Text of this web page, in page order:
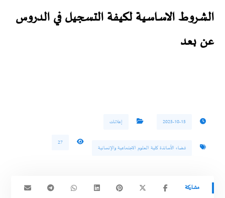
الشروط الاساسية لكيفة التسجيل في الدروس
عن بعد
2025-10-15 إعلانات
فضاء الأساتذة كلية العلوم الاجتماعية والإنسانية
27